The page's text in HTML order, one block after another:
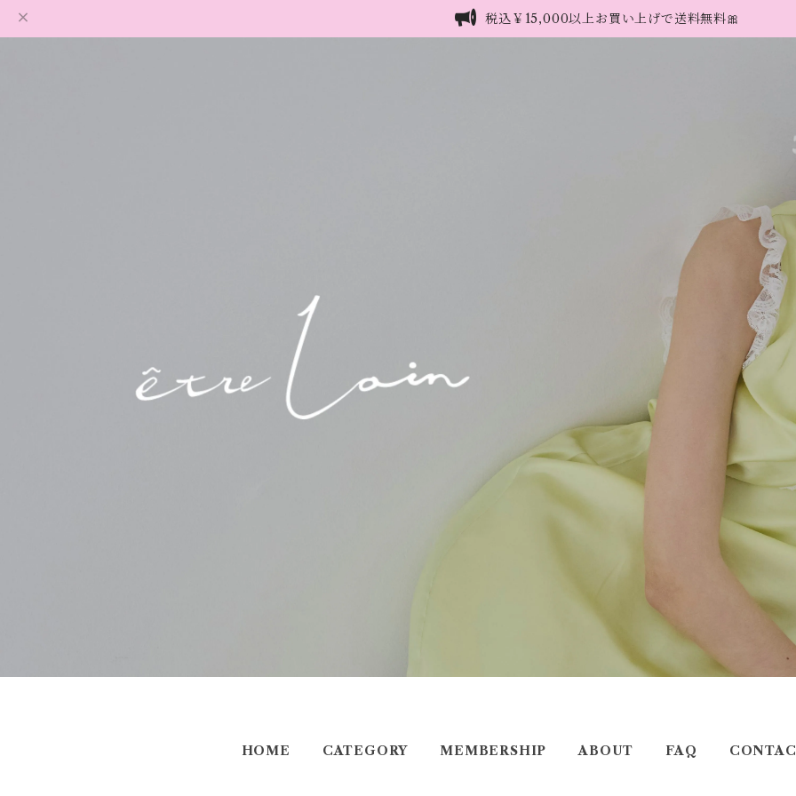
税込￥15,000以上お買い上げで送料無料🎀
HOME CATEGORY MEMBERSHIP ABOUT FAQ